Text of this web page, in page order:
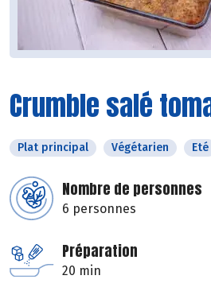
Crumble salé
Plat principal Végétarien Eté
Nombre de personnes
6 personnes
Préparation
20 min